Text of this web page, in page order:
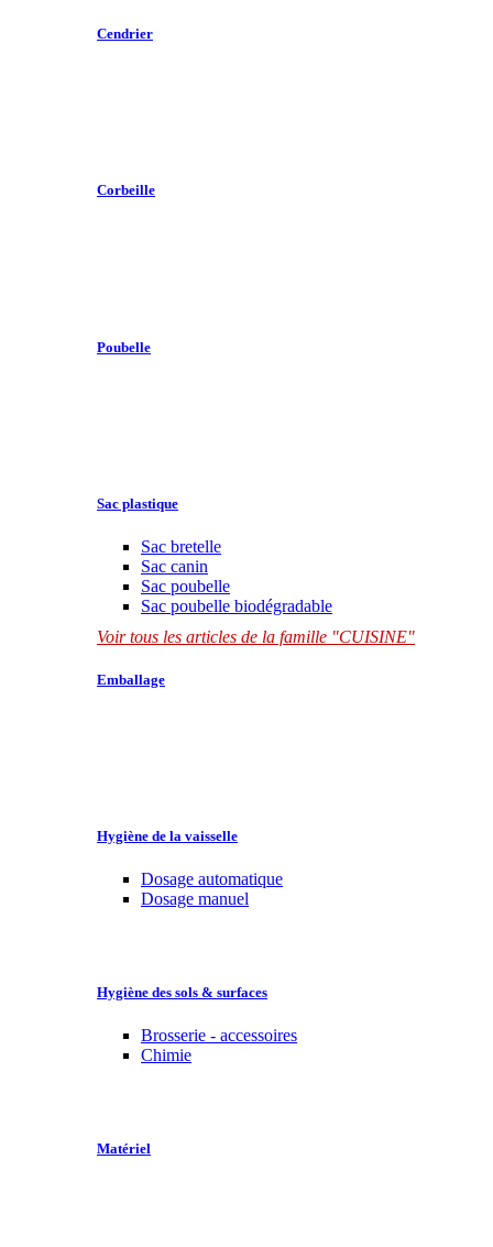
Cendrier
Corbeille
Poubelle
Sac plastique
Sac bretelle
Sac canin
Sac poubelle
Sac poubelle biodégradable
Voir tous les articles de la famille "CUISINE"
Emballage
Hygiène de la vaisselle
Dosage automatique
Dosage manuel
Hygiène des sols & surfaces
Brosserie - accessoires
Chimie
Matériel